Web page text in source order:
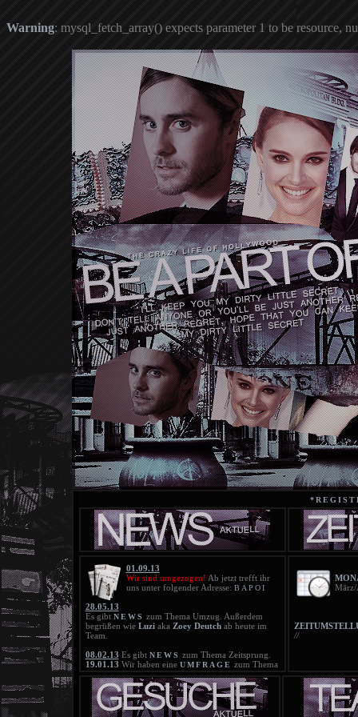
Warning: mysql_fetch_array() expects parameter 1 to be resource,
01.09.13
Wir sind umgezogen! Ab jetzt trefft ihr
uns unter folgender Adresse: BAPOI
28.05.13
Es gibt NEWS zum Thema Umzug. Außerdem
begrüßen wie Luziaka Zoey Deutchab heute im
Team.
08.02.13 Es gibt NEWS zum Thema Zeitsprung.
19.01.13 Wir haben eine UMFRAGE zum Thema
18.01.13Die neueBLACKLISTist online!
21.11.12Die neueBLACKLISTist online!
25.10.12Die Blacklist wurde gelöscht!
20.10.12Die neueBLACKLISTist online!
//